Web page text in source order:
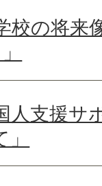
校の将来
人支援サ